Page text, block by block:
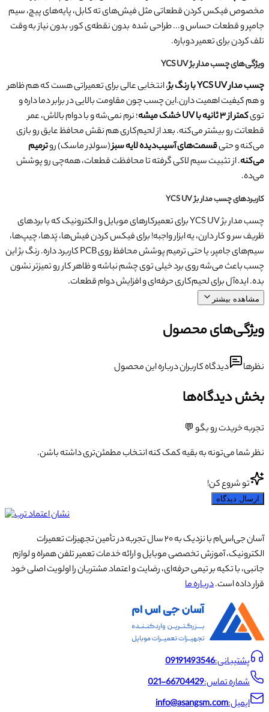
مخصوص فیکس کردن قطعاتی مثل فیش‌های ته کابل، پایه‌های پیچ، سیم
جامپر و قطعات حساس و... طراحی شده بدون نقطه‌ی کور، بدون نیاز به وقت
تلف کردن برای تعمیر دوباره.
ویژگی‌های چسب مدار بژ YCS UV
چسب مدار YCS UV با رنگ بژ
، انتخابی عالی برای تعمیراتی هست که هم ظاهر
و هم کیفیت اهمیت دارن.این چسب چون مقاومت بالایی در برابر دما داره و
تویکمتر از ۳ ثانیه با UV خشک میشه
؛ نرم نمی‌شه و با دوام بالاش، عمر
قطعاتت رو بیشتر می‌کنه. بعد از لحیم‌کاری هم نقش محافظ عایق رو بازی
می‌کنه و حتیقسمت‌های آسیب‌دیده لایه سبز(سولدِر ماسک) روترمیم
می‌کنه. از تثبیت سیم لاکی گرفته تا محافظت قطعات، همه‌چی رو پوشش
می‌ده.
کاربردهای چسب مدار بژ YCS UV
چسب مدار بژ YCS UV برای تعمیرکارهای موبایل و الکترونیک که با بردهای
ظریف سر و کار دارن، یه ابزار واجبه! برای فیکس کردن فیش‌ها، پَدها، چیپ‌ها،
سیم‌های جامپر، یا حتی ترمیم پوشش محافظ روی PCB کاربرد داره. رنگ بژ این
چسب باعث می‌شه روی برد خیلی توی چشم نباشه و ظاهر کار رو تمیزتر نشون
بده. ایده‌آل برای لحیم‌کاری حرفه‌ای و افزایش دوام قطعات.
مشاهده بیشتر
ویژگی‌های محصول
نظرها دیدگاه کاربران درباره این محصول
بخش دیدگاه‌ها
تجربه خریدت رو بگو 💬
نظر شما می‌تونه به بقیه کمک کنه انتخاب مطمئن‌تری داشته باشن.
تو شروع کن!
ارسال دیدگاه
آسان جی‌اس‌ام با نزدیک به ۲۰ سال تجربه در تأمین تجهیزات تعمیرات
الکترونیک، آموزش تخصصی موبایل و ارائه خدمات تعمیر تلفن همراه و لوازم
جانبی، با تکیه بر تیمی حرفه‌ای، رضایت و اعتماد مشتریان را اولویت اصلی خود
قرار داده است.درباره ما
پشتیبانی:09191493546
شماره تماس:021-66704429
ایمیل:info@asangsm.com